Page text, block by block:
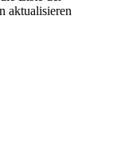
aktualisieren